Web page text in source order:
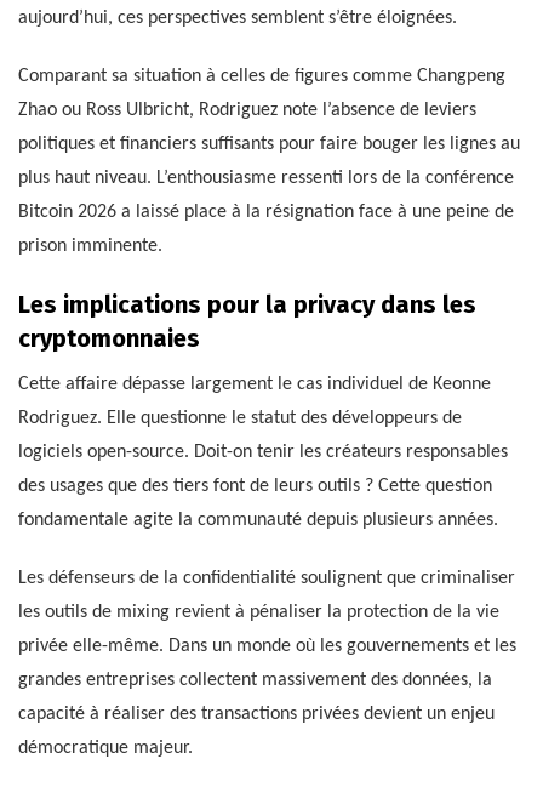
aujourd’hui, ces perspectives semblent s’être éloignées.
Comparant sa situation à celles de figures comme Changpeng
Zhao ou Ross Ulbricht, Rodriguez note l’absence de leviers
politiques et financiers suffisants pour faire bouger les lignes au
plus haut niveau. L’enthousiasme ressenti lors de la conférence
Bitcoin 2026 a laissé place à la résignation face à une peine de
prison imminente.
Les implications pour la privacy dans les
cryptomonnaies
Cette affaire dépasse largement le cas individuel de Keonne
Rodriguez. Elle questionne le statut des développeurs de
logiciels open-source. Doit-on tenir les créateurs responsables
des usages que des tiers font de leurs outils ? Cette question
fondamentale agite la communauté depuis plusieurs années.
Les défenseurs de la confidentialité soulignent que criminaliser
les outils de mixing revient à pénaliser la protection de la vie
privée elle-même. Dans un monde où les gouvernements et les
grandes entreprises collectent massivement des données, la
capacité à réaliser des transactions privées devient un enjeu
démocratique majeur.